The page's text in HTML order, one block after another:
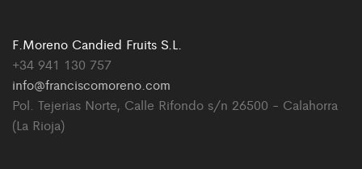
F.Moreno Candied Fruits S.L.
+34 941 130 757
info@franciscomoreno.com
Pol. Tejerias Norte, Calle Rifondo s/n 26500 - Calahorra
(La Rioja)